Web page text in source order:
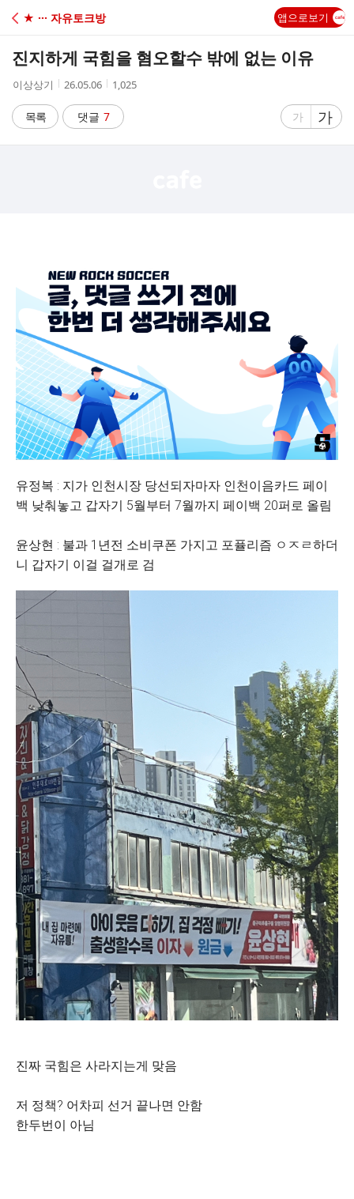
C
A
★ ··· 자유토크방 앱으로보기
진지하게 국힘을 혐오할수 밖에 없는 이유
작
자
이상상기
작
시
간
26.05.06
조
수
1,025
목록 댓글 7
글
가
글
자
가
유정복 : 지가 인천시장 당선되자마자 인천이음카드 페이
백 낮춰놓고 갑자기 5월부터 7월까지 페이백 20퍼로 올림
윤상현 : 불과 1년전 소비쿠폰 가지고 포퓰리즘 ㅇㅈㄹ하더
니 갑자기 이걸 걸개로 검
진짜 국힘은 사라지는게 맞음
저 정책? 어차피 선거 끝나면 안함
한두번이 아님